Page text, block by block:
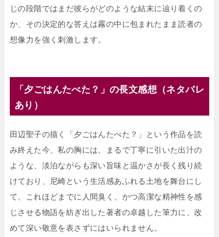
じの段階ではまだ彼らがどのような結末に辿り着くの
か、その決定的な答えは霧の中に包まれたまま読者の
想像力を強く刺激します。
「夕ごはんたべた？」の長文感想（ネタバレ
あり）
田辺聖子の描く「夕ごはんたべた？」という作品を読
み終えた今、私の胸には、まるで丁寧に引いた出汁の
ような、淡泊ながらも深い旨味と温かさが長く残り続
けており、尼崎という生活感あふれる土地を舞台にし
て、これほどまでに人間臭く、かつ高潔な精神性を感
じさせる物語を紡ぎ出した著者の卓越した筆力に、改
めて深い敬意を表さずにはいられません。